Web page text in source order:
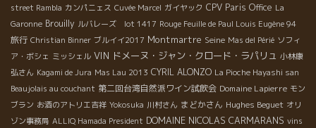
street Rambla カンパニェス Cuvée Marcel ガイヤック CPV Paris Office La
Garonne Brouilly ルバレーズ lot 1417 Rouge Feuille de Paul Louis Eugène 94
旅行 Christian Binner ブルイイ2017 Montmartre Seine Mas del Périé ソフィ
ア・ボシェ ミッシェル VIN ドメーヌ・ジャン・クロード・ラパリュ 小林康
弘さん Kagami de Jura Mas Lau 2013 CYRIL ALONZO La Pioche Hayashi san
Beaujolais au couchant 第二回台湾自然派ワイン試飲会 Domaine Lapierre モン
ブラン お酒のアトリエ吉祥 Yokosuka 川村さん まどかさん Hughes Beguet オリ
ゾン事務局 ALLIQ Hamada President DOMAINE NICOLAS CARMARANS vins